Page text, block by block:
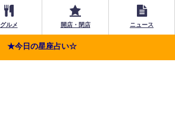
グルメ 開店・閉店 ニュース
★今日の星座占い☆